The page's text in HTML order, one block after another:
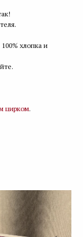
хлопка и
цирком.